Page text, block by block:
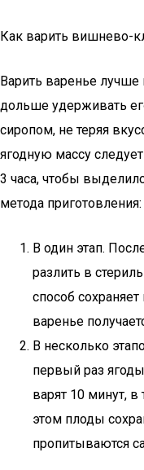
Как варить вишнево-
Варить варенье лучше
дольше удерживать
сиропом, не теряя
ягодную массу
3 часа, чтобы
метода приготовления:
В один этап.
разлить в
способ
варенье
В несколько
первый раз
варят 10 минут,
этом плоды
пропитываются